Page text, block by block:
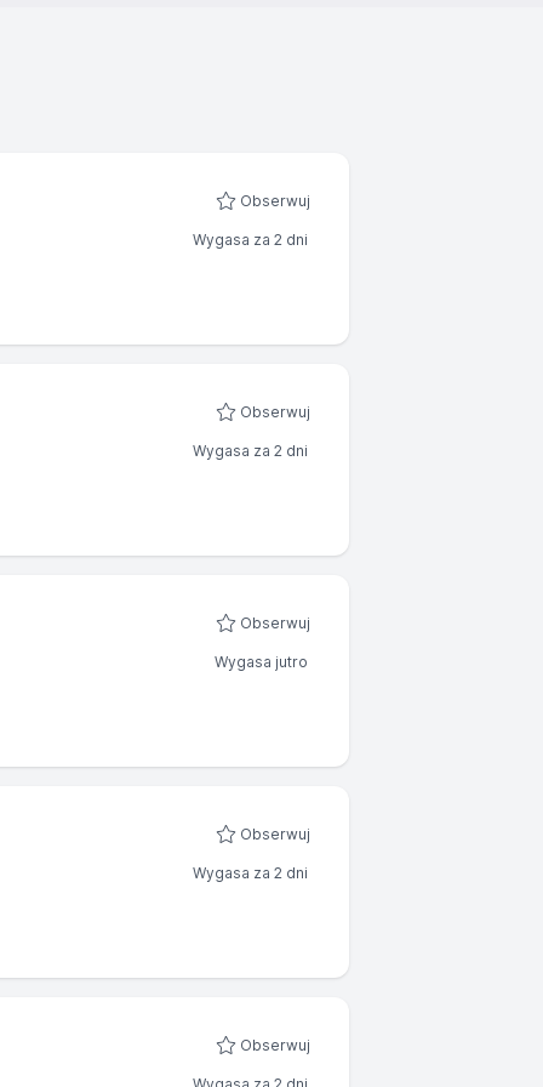
Obserwuj
Wygasa za 2 dni
Obserwuj
Wygasa za 2 dni
Obserwuj
Wygasa jutro
Obserwuj
Wygasa za 2 dni
Obserwuj